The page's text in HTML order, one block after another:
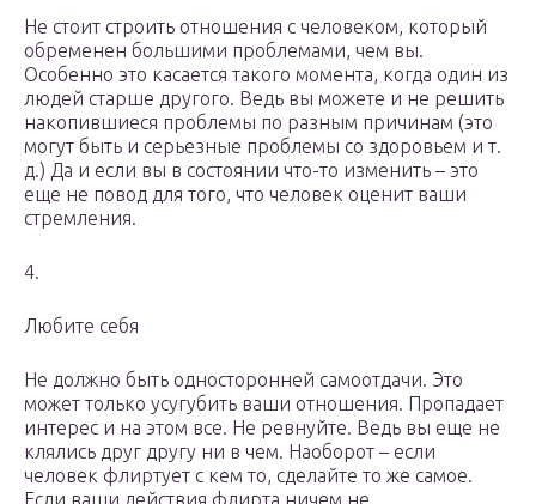
Не стоит строить отношения с человеком, который
обременен большими проблемами, чем вы.
Особенно это касается такого момента, когда один из
людей старше другого. Ведь вы можете и не решить
накопившиеся проблемы по разным причинам (это
могут быть и серьезные проблемы со здоровьем и т.
д.) Да и если вы в состоянии что-то изменить – это
еще не повод для того, что человек оценит ваши
стремления.
4.
Любите себя
Не должно быть односторонней самоотдачи. Это
может только усугубить ваши отношения. Пропадает
интерес и на этом все. Не ревнуйте. Ведь вы еще не
клялись друг другу ни в чем. Наоборот – если
человек флиртует с кем то, сделайте то же самое.
Если ваши действия флирта ничем не